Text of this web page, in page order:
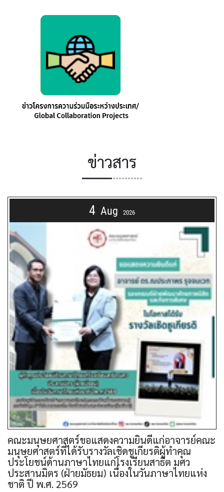
ข่าวสาร
4 Aug 2026
คณะมนุษยศาสตร์ขอแสดงความยินดีแก่อาจารย์คณะ
มนุษยศาสตร์ที่ได้รับรางวัลเชิดชูเกียรติผู้ทำคุณ
ประโยชน์ด้านภาษาไทยแก่โรงเรียนสาธิต มศว
ประสานมิตร (ฝ่ายมัธยม) เนื่องในวันภาษาไทยแห่ง
ชาติ ปี พ.ศ. 2569